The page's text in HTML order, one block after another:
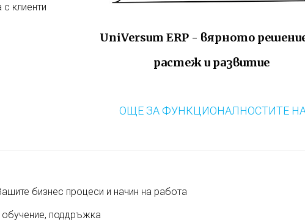
клиенти
UniVersum ERP - вярното
растеж и развитие
ОЩЕ ЗА ФУНКЦИОНАЛНОСТИТЕ НА
бизнес процеси и начин на работа
обучение, поддръжка